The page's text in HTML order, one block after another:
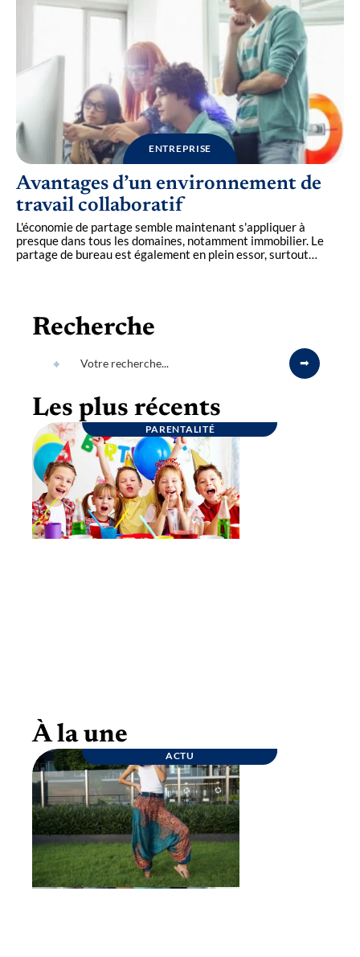
ENTREPRISE
Avantages d’un environnement de
travail collaboratif
L'économie de partage semble maintenant s'appliquer à
presque dans tous les domaines, notamment immobilier. Le
partage de bureau est également en plein essor, surtout…
Recherche
Les plus récents
PARENTALITÉ
ENTREPRISE
À la une
ACTU